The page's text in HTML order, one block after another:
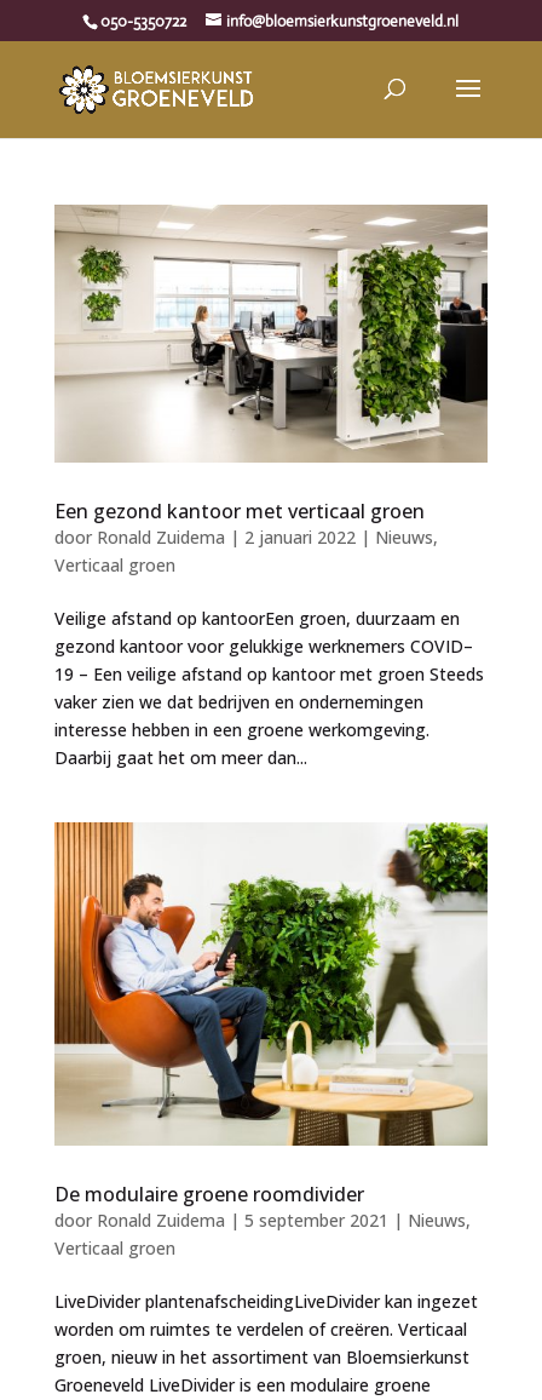
050-5350722 info@bloemsierkunstgroeneveld.nl
Een gezond kantoor met verticaal groen
door Ronald Zuidema | 2 januari 2022| Nieuws,
Verticaal groen
Veilige afstand op kantoorEen groen, duurzaam en
gezond kantoor voor gelukkige werknemers COVID–
19 – Een veilige afstand op kantoor met groen Steeds
vaker zien we dat bedrijven en ondernemingen
interesse hebben in een groene werkomgeving.
Daarbij gaat het om meer dan...
De modulaire groene roomdivider
door Ronald Zuidema | 5 september 2021 | Nieuws,
Verticaal groen
LiveDivider plantenafscheidingLiveDivider kan ingezet
worden om ruimtes te verdelen of creëren. Verticaal
groen, nieuw in het assortiment van Bloemsierkunst
Groeneveld LiveDivider is een modulaire groene